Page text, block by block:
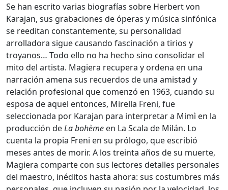
Se han escrito varias biografías sobre Herbert von
Karajan, sus grabaciones de óperas y música sinfónica
se reeditan constantemente, su personalidad
arrolladora sigue causando fascinación a tirios y
troyanos… Todo ello no ha hecho sino consolidar el
mito del artista. Magiera recupera y ordena en una
narración amena sus recuerdos de una amistad y
relación profesional que comenzó en 1963, cuando su
esposa de aquel entonces, Mirella Freni, fue
seleccionada por Karajan para interpretar a Mimì en la
producción deLa bohème en La Scala de Milán. Lo
cuenta la propia Freni en su prólogo, que escribió
meses antes de morir. A los treinta años de su muerte,
Magiera comparte con sus lectores detalles personales
del maestro, inéditos hasta ahora: sus costumbres más